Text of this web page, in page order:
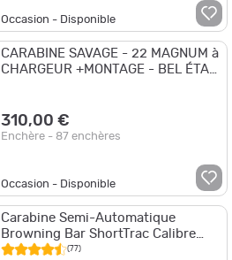
Occasion - Disponible
CARABINE SAVAGE - 22 MAGNUM à
CHARGEUR +MONTAGE - BEL ÉTAT
310,00 €
Enchère - 87 enchères
Occasion - Disponible
Carabine Semi-Automatique
Browning Bar ShortTrac Calibre
300 WSM à 1€ sans prix de réserve
(77)